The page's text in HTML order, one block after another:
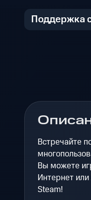
Поддержка
Встречайте
Вы можете
Интернет
Steam!